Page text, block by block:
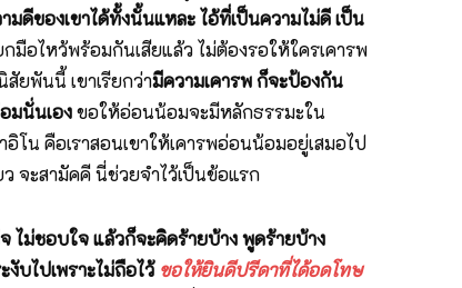
ดีของเขาได้ทั้งนั้นแหละ ไอ้ที่เป็นความไม่ดี เป็น
อไหว้พร้อมกันเสียแล้ว ไม่ต้องรอให้ใครเคารพ
ยพันนี้ เขาเรียกว่ามีความเคารพ ก็จะป้องกัน
มนั่นเองขอให้อ่อนน้อมจะมีหลักธรรมะใน
น คือเราสอนเขาให้เคารพอ่อนน้อมอยู่เสมอไป
จะสามัคคี นี่ช่วยจำไว้เป็นข้อแรก
ไม่ชอบใจ แล้วก็จะคิดร้ายบ้าง พูดร้ายบ้าง
บไปเพราะไม่ถือไว้ ขอให้ยินดีปรีดาที่ได้อดโทษ